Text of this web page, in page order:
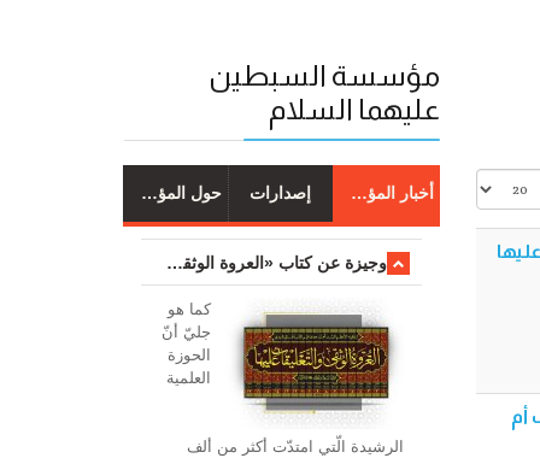
وموكب أم
مؤسسة السبطين
عليهما السلام
أخبار المؤسسة إصدارات حول المؤسسة
وجیزة عن کتاب «العروة الوثقی والتعلیقات علیها»
کما هو
جليّ أنّ
الحوزة
العلمیة
الرشیدة الّتي امتدّت أكثر من ألف